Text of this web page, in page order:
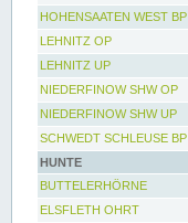
HOHENSAATEN WEST BP
LEHNITZ OP
LEHNITZ UP
NIEDERFINOW SHW OP
NIEDERFINOW SHW UP
SCHWEDT SCHLEUSE BP
HUNTE
BUTTELERHÖRNE
ELSFLETH OHRT